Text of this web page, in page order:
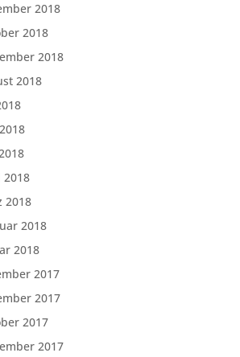
2018
2018
2018
2018
2018
2018
2018
2017
2017
2017
2017